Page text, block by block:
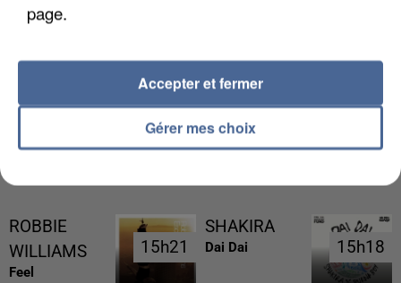
LES FRANÇAIS, FANS DE LA FLEMME
ROBBIE
WILLIAMS
Feel
15h21
15h21
SHAKIRA
Dai Dai 15h18
15h18
page.
Gérer mes choix
Accepter et fermer